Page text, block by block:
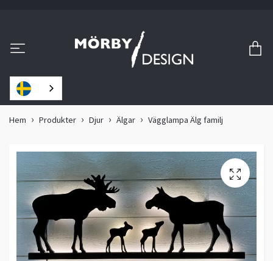
Hem Produkter Djur Älgar Vägglampa Älg familj